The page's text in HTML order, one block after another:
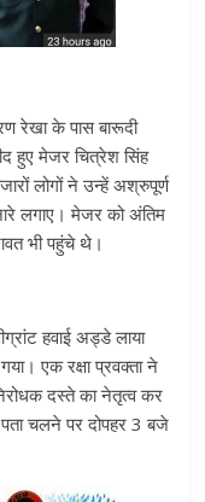
रेखा के पास बारूदी
हुए मेजर चित्रेश सिंह
लोगों ने उन्हें अश्रुपूर्ण
लगाए। मेजर को अंतिम
भी पहुंचे थे।
हवाई अड्डे लाया
एक रक्षा प्रवक्ता ने
दस्ते का नेतृत्व कर
चलने पर दोपहर 3 बजे